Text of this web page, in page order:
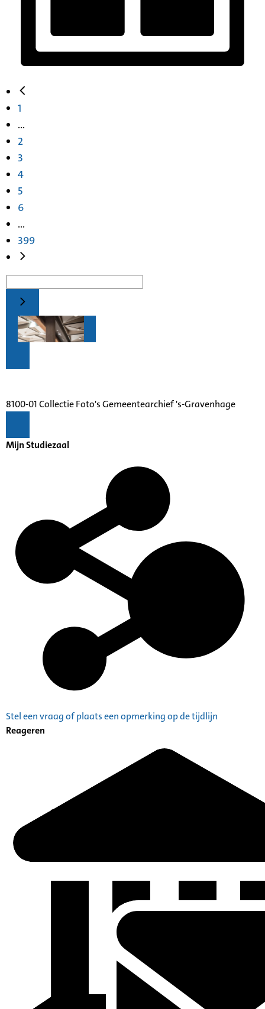
1
...
2
3
4
5
6
...
399
8100-01 Collectie Foto's Gemeentearchief 's-Gravenhage
Mijn Studiezaal
Stel een vraag of plaats een opmerking op de tijdlijn
Reageren